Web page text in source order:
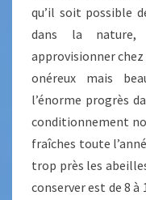
qu’il soit possible
dans la nature,
approvisionner
onéreux mais
l’énorme progrès
conditionnement
fraîches toute
trop près les
conserver est de 8 à